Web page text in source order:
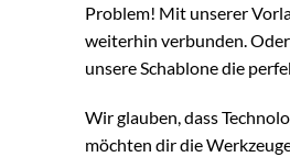
Problem! Mit unserer
weiterhin verbunden.
unsere Schablone die
Wir glauben, dass
möchten dir die